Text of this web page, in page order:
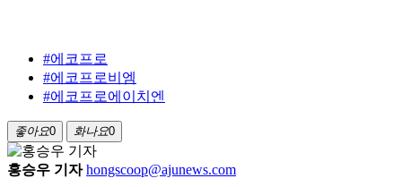
#에코프로
#에코프로비엠
#에코프로에이치엔
좋아요0 화나요0
홍승우 기자 hongscoop@ajunews.com